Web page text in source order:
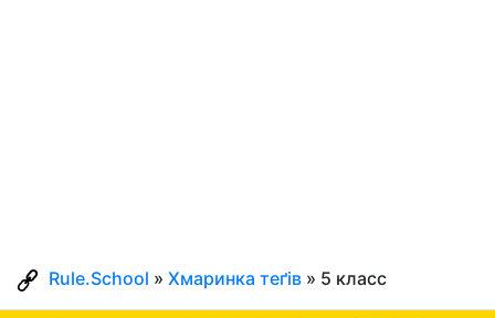
Rule.School » Хмаринка теґів » 5 класс